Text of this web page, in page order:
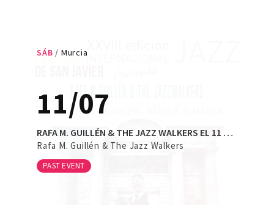
SÁB Murcia
11/07
RAFA M. GUILLÉN & THE JAZZ WALKERS EL 11 DE JULIO DE 2026 EN LA 28ª EDICIÓN DEL FESTIVAL INTERNACIONAL DE JAZZ DE SAN JAVIER
Rafa M. Guillén & The Jazz Walkers
PAST EVENT